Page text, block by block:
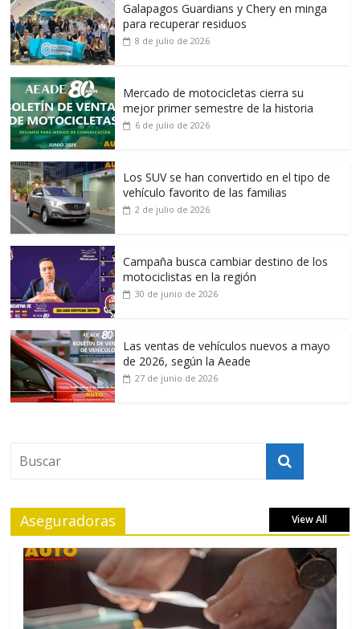
Galapagos Guardians y Chery en minga
para recuperar residuos
8 de julio de 2026
Mercado de motocicletas cierra su
mejor primer semestre de la historia
6 de julio de 2026
Los SUV se han convertido en el tipo de
vehículo favorito de las familias
2 de julio de 2026
Campaña busca cambiar destino de los
motociclistas en la región
30 de junio de 2026
Las ventas de vehículos nuevos a mayo
de 2026, según la Aeade
27 de junio de 2026
Aseguradoras View All